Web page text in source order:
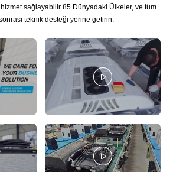
sağlayabilir 85 Dünyadaki Ülkeler, ve tüm
teknik desteği yerine getirin.

